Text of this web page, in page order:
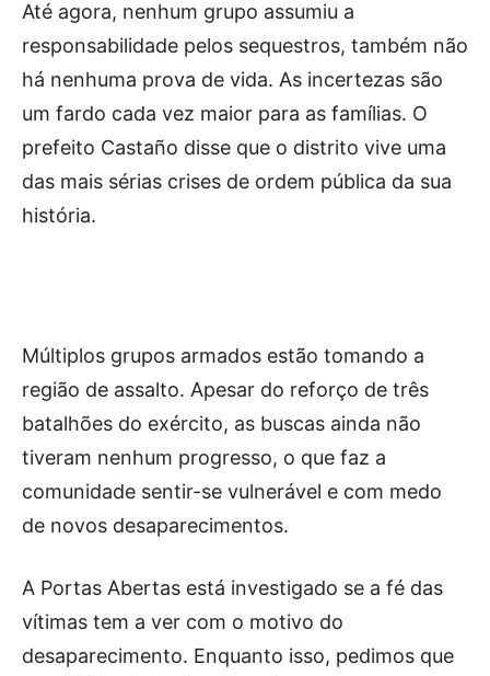
Até agora, nenhum grupo assumiu a
responsabilidade pelos sequestros, também não
há nenhuma prova de vida. As incertezas são
um fardo cada vez maior para as famílias. O
prefeito Castaño disse que o distrito vive uma
das mais sérias crises de ordem pública da sua
história.
Múltiplos grupos armados estão tomando a
região de assalto. Apesar do reforço de três
batalhões do exército, as buscas ainda não
tiveram nenhum progresso, o que faz a
comunidade sentir-se vulnerável e com medo
de novos desaparecimentos.
A Portas Abertas está investigado se a fé das
vítimas tem a ver com o motivo do
desaparecimento. Enquanto isso, pedimos que